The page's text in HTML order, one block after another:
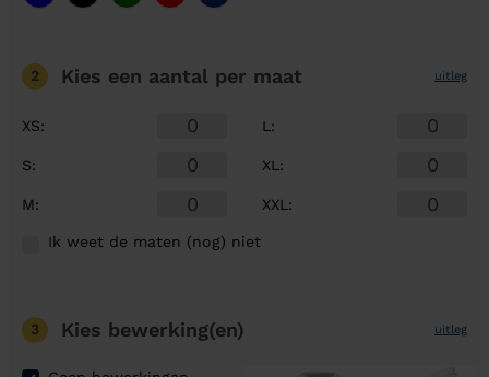
2 Kies een aantal per maat uitleg
XS:
S:
M:
L :
XL :
XXL :
Ik weet de maten (nog) niet
3 Kies bewerking(en) uitleg